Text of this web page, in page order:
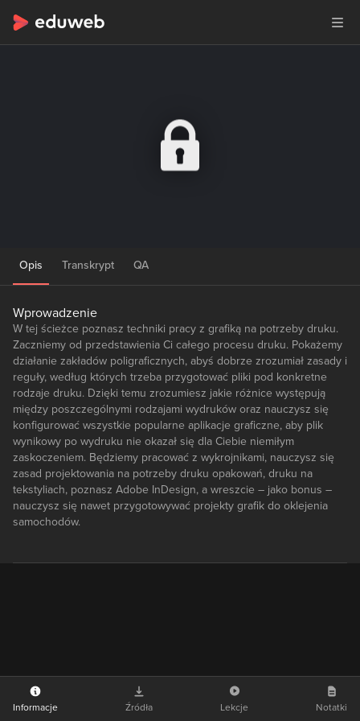
Opis Transkrypt QA
Wprowadzenie
W tej ścieżce poznasz techniki pracy z grafiką na potrzeby druku.
Zaczniemy od przedstawienia Ci całego procesu druku. Pokażemy
działanie zakładów poligraficznych, abyś dobrze zrozumiał zasady i
reguły, według których trzeba przygotować pliki pod konkretne
rodzaje druku. Dzięki temu zrozumiesz jakie różnice występują
między poszczególnymi rodzajami wydruków oraz nauczysz się
konfigurować wszystkie popularne aplikacje graficzne, aby plik
wynikowy po wydruku nie okazał się dla Ciebie niemiłym
zaskoczeniem. Będziemy pracować z wykrojnikami, nauczysz się
zasad projektowania na potrzeby druku opakowań, druku na
tekstyliach, poznasz Adobe InDesign, a wreszcie – jako bonus –
nauczysz się nawet przygotowywać projekty grafik do oklejenia
samochodów.
Informacje Źródła Lekcje Notatki